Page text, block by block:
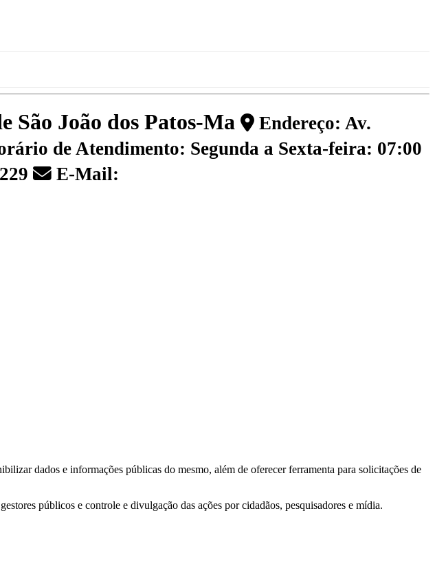
João dos Patos-Ma
Endereço: Av.
de Atendimento: Segunda a Sexta-feira: 07:00
E-Mail:
dados e informações públicas do mesmo, além de oferecer ferramenta para solicitações de
públicos e controle e divulgação das ações por cidadãos, pesquisadores e mídia.